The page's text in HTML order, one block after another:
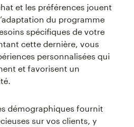
et les préférences jouent
du programme
spécifiques de votre
cette dernière, vous
personnalisées qui
et favorisent un
démographiques fournit
sur vos clients, y